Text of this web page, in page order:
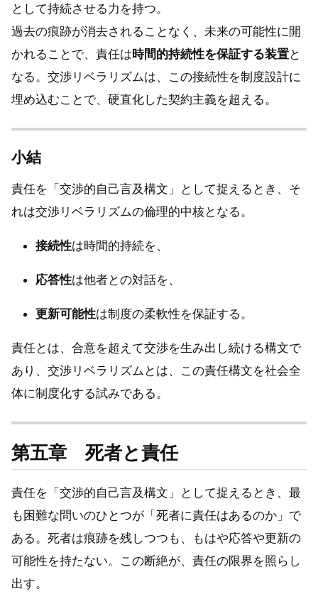
として持続させる力を持つ。
過去の痕跡が消去されることなく、未来の可能性に開
かれることで、責任は時間的持続性を保証する装置と
なる。交渉リベラリズムは、この接続性を制度設計に
埋め込むことで、硬直化した契約主義を超える。
小結
責任を「交渉的自己言及構文」として捉えるとき、そ
れは交渉リベラリズムの倫理的中核となる。
接続性は時間的持続を、
応答性は他者との対話を、
更新可能性は制度の柔軟性を保証する。
責任とは、合意を超えて交渉を生み出し続ける構文で
あり、交渉リベラリズムとは、この責任構文を社会全
体に制度化する試みである。
第五章 死者と責任
責任を「交渉的自己言及構文」として捉えるとき、最
も困難な問いのひとつが「死者に責任はあるのか」で
ある。死者は痕跡を残しつつも、もはや応答や更新の
可能性を持たない。この断絶が、責任の限界を照らし
出す。